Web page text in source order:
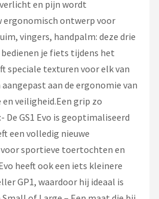
en pijn wordt
ergonomisch ontwerp voor
vingers, handpalm: deze drie
je fiets tijdens het
speciale texturen voor elk van
aan de ergonomie van
veiligheid.Een grip zo
De GS1 Evo is geoptimaliseerd
een volledig nieuwe
sportieve toertochten en
heeft ook een iets kleinere
GP1, waardoor hij ideaal is